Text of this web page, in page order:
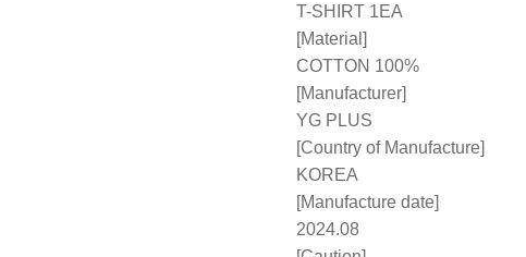
T-SHIRT 1EA
[Material]
COTTON 100%
[Manufacturer]
YG PLUS
[Country of Manufacture]
KOREA
[Manufacture date]
2024.08